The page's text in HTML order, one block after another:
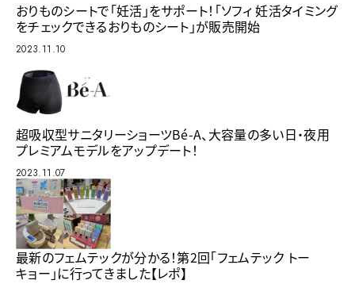
おりものシートで「妊活」をサポート！「ソフィ 妊活タイミング
をチェックできるおりものシート」が販売開始
2023.11.10
超吸収型サニタリーショーツBé-A、大容量の多い日・夜用
プレミアムモデルをアップデート！
2023.11.07
最新のフェムテックが分かる！第2回「フェムテック トー
キョー」に行ってきました【レポ】